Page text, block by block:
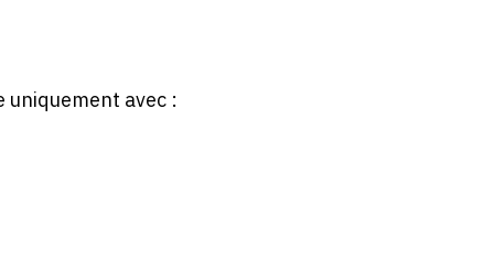
avec :